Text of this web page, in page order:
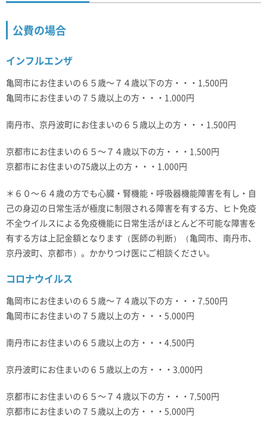
公費の場合
インフルエンザ
亀岡市にお住まいの６５歳～７４歳以下の方・・・1,500円
亀岡市にお住まいの７５歳以上の方・・・1,000円
南丹市、京丹波町にお住まいの６５歳以上の方・・・1,500円
京都市にお住まいの６５～７４歳以下の方・・・1,500円
京都市にお住まいの75歳以上の方・・・1,000円
＊６０～６４歳の方でも心臓・腎機能・呼吸器機能障害を有し・自
己の身辺の日常生活が極度に制限される障害を有する方、ヒト免疫
不全ウイルスによる免疫機能に日常生活がほとんど不可能な障害を
有する方は上記金額となります（医師の判断）（亀岡市、南丹市、
京丹波町、京都市）。かかりつけ医にご相談ください。
コロナウイルス
亀岡市にお住まいの６５歳～７４歳以下の方・・・7,500円
亀岡市にお住まいの７５歳以上の方・・・5,000円
南丹市にお住まいの６５歳以上の方・・・4,500円
京丹波町にお住まいの６５歳以上の方・・・3,000円
京都市にお住まいの６５～７４歳以下の方・・・7,500円
京都市にお住まいの７５歳以上の方・・・5,000円